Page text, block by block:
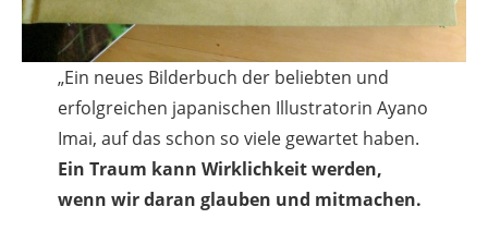
„Ein neues Bilderbuch der beliebten und
erfolgreichen japanischen Illustratorin Ayano
Imai, auf das schon so viele gewartet haben.
Ein Traum kann Wirklichkeit werden,
wenn wir daran glauben und mitmachen.